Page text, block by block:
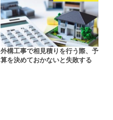
外構工事で相見積りを行う際、予
算を決めておかないと失敗する